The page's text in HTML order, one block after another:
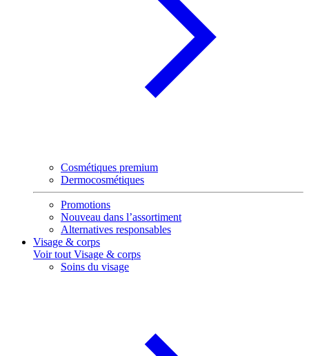
Cosmétiques premium
Dermocosmétiques
Promotions
Nouveau dans l’assortiment
Alternatives responsables
Visage & corps
Voir tout Visage & corps
Soins du visage